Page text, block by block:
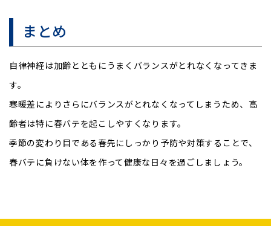
まとめ
自律神経は加齢とともにうまくバランスがとれなくなってきま
す。
寒暖差によりさらにバランスがとれなくなってしまうため、高
齢者は特に春バテを起こしやすくなります。
季節の変わり目である春先にしっかり予防や対策することで、
春バテに負けない体を作って健康な日々を過ごしましょう。